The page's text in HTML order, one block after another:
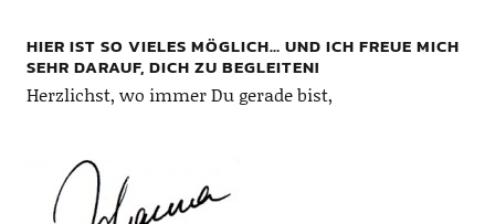
HIER IST SO VIELES MÖGLICH… UND ICH FREUE MICH
SEHR DARAUF, DICH ZU BEGLEITEN!
Herzlichst, wo immer Du gerade bist,